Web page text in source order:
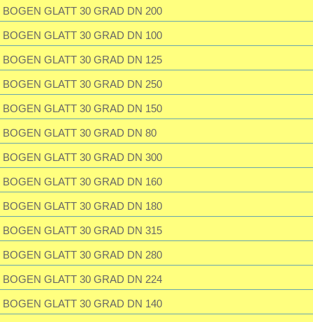
Super Ware und unschlagbarer Preis. Hier stimmt die Qualität
BOGEN GLATT 30 GRAD DN 200
BOGEN GLATT 30 GRAD DN 100
BOGEN GLATT 30 GRAD DN 125
BOGEN GLATT 30 GRAD DN 250
BOGEN GLATT 30 GRAD DN 150
BOGEN GLATT 30 GRAD DN 80
BOGEN GLATT 30 GRAD DN 300
BOGEN GLATT 30 GRAD DN 160
BOGEN GLATT 30 GRAD DN 180
BOGEN GLATT 30 GRAD DN 315
BOGEN GLATT 30 GRAD DN 280
BOGEN GLATT 30 GRAD DN 224
BOGEN GLATT 30 GRAD DN 140